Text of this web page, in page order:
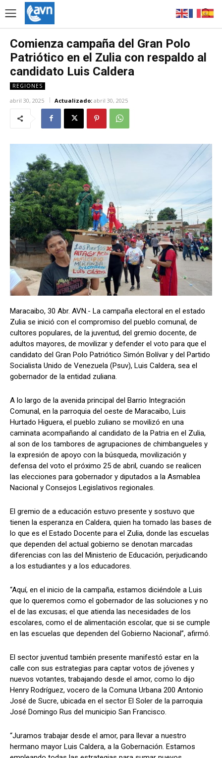
Comienza campaña del Gran Polo
Patriótico en el Zulia con respaldo al
candidato Luis Caldera
REGIONES
abril 30, 2025 Actualizado: abril 30, 2025
Maracaibo, 30 Abr. AVN.- La campaña electoral en el estado
Zulia se inició con el compromiso del pueblo comunal, de
cultores populares, de la juventud, del gremio docente, de
adultos mayores, de movilizar y defender el voto para que el
candidato del Gran Polo Patriótico Simón Bolívar y del Partido
Socialista Unido de Venezuela (Psuv), Luis Caldera, sea el
gobernador de la entidad zuliana.
A lo largo de la avenida principal del Barrio Integración
Comunal, en la parroquia del oeste de Maracaibo, Luis
Hurtado Higuera, el pueblo zuliano se movilizó en una
caminata acompañando al candidato de la Patria en el Zulia,
al son de los tambores de agrupaciones de chimbangueles y
la expresión de apoyo con la búsqueda, movilización y
defensa del voto el próximo 25 de abril, cuando se realicen
las elecciones para gobernador y diputados a la Asmablea
Nacional y Consejos Legislativos regionales.
El gremio de a educación estuvo presente y sostuvo que
tienen la esperanza en Caldera, quien ha tomado las bases de
lo que es el Estado Docente para el Zulia, donde las escuelas
que dependen del actual gobierno se denotan marcadas
diferencias con las del Ministerio de Educación, perjudicando
a los estudiantes y a los educadores.
“Aquí, en el inicio de la campaña, estamos diciéndole a Luis
que lo queremos como el gobernador de las soluciones y no
el de las excusas; el que atienda las necesidades de los
escolares, como el de alimentación escolar, que si se cumple
en las escuelas que dependen del Gobierno Nacional”, afirmó.
El sector juventud también presente manifestó estar en la
calle con sus estrategias para captar votos de jóvenes y
nuevos votantes, trabajando desde el amor, como lo dijo
Henry Rodríguez, vocero de la Comuna Urbana 200 Antonio
José de Sucre, ubicada en el sector El Soler de la parroquia
José Domingo Rus del municipio San Francisco.
“Juramos trabajar desde el amor, para llevar a nuestro
hermano mayor Luis Caldera, a la Gobernación. Estamos